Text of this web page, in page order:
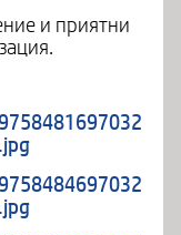
и приятни